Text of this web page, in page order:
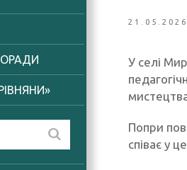
У селі
мистецтва
Попри
співає у